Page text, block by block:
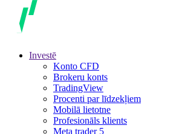
Investē
Konto CFD
Brokeru konts
TradingView
Procenti par līdzekļiem
Mobilā lietotne
Profesionāls klients
Meta trader 5